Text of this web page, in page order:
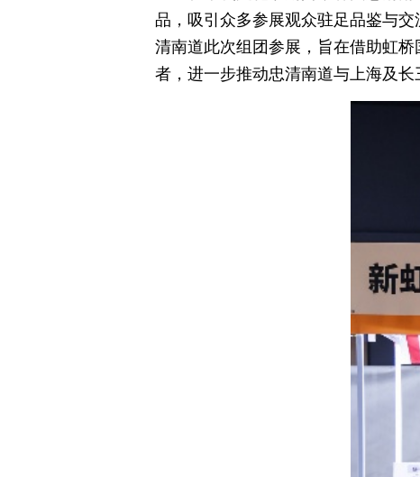
品，吸引众多参展观众驻足品鉴与
清南道此次组团参展，旨在借助虹
者，进一步推动忠清南道与上海及长